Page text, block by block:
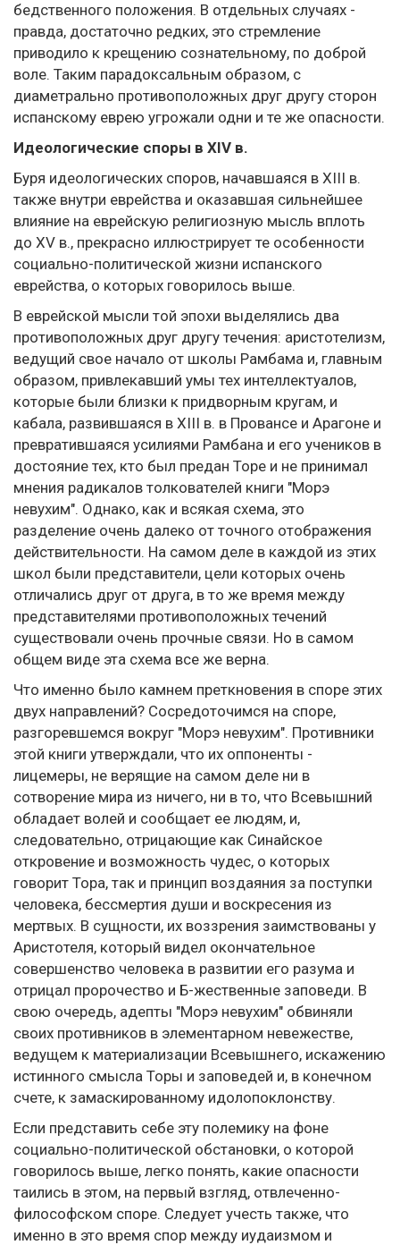
бедственного положения. В отдельных случаях -
правда, достаточно редких, это стремление
приводило к крещению сознательному, по доброй
воле. Таким парадоксальным образом, с
диаметрально противоположных друг другу сторон
испанскому еврею угрожали одни и те же опасности.
Идеологические споры в XIV в.
Буря идеологических споров, начавшаяся в XIII в.
также внутри еврейства и оказавшая сильнейшее
влияние на еврейскую религиозную мысль вплоть
до XV в., прекрасно иллюстрирует те особенности
социально-политической жизни испанского
еврейства, о которых говорилось выше.
В еврейской мысли той эпохи выделялись два
противоположных друг другу течения: аристотелизм,
ведущий свое начало от школы Рамбама и, главным
образом, привлекавший умы тех интеллектуалов,
которые были близки к придворным кругам, и
кабала, развившаяся в XIII в. в Провансе и Арагоне и
превратившаяся усилиями Рамбана и его учеников в
достояние тех, кто был предан Торе и не принимал
мнения радикалов толкователей книги "Морэ
невухим". Однако, как и всякая схема, это
разделение очень далеко от точного отображения
действительности. На самом деле в каждой из этих
школ были представители, цели которых очень
отличались друг от друга, в то же время между
представителями противоположных течений
существовали очень прочные связи. Но в самом
общем виде эта схема все же верна.
Что именно было камнем преткновения в споре этих
двух направлений? Сосредоточимся на споре,
разгоревшемся вокруг "Морэ невухим". Противники
этой книги утверждали, что их оппоненты -
лицемеры, не верящие на самом деле ни в
сотворение мира из ничего, ни в то, что Всевышний
обладает волей и сообщает ее людям, и,
следовательно, отрицающие как Синайское
откровение и возможность чудес, о которых
говорит Тора, так и принцип воздаяния за поступки
человека, бессмертия души и воскресения из
мертвых. В сущности, их воззрения заимствованы у
Аристотеля, который видел окончательное
совершенство человека в развитии его разума и
отрицал пророчество и Б-жественные заповеди. В
свою очередь, адепты "Морэ невухим" обвиняли
своих противников в элементарном невежестве,
ведущем к материализации Всевышнего, искажению
истинного смысла Торы и заповедей и, в конечном
счете, к замаскированному идолопоклонству.
Если представить себе эту полемику на фоне
социально-политической обстановки, о которой
говорилось выше, легко понять, какие опасности
таились в этом, на первый взгляд, отвлеченно-
философском споре. Следует учесть также, что
именно в это время спор между иудаизмом и